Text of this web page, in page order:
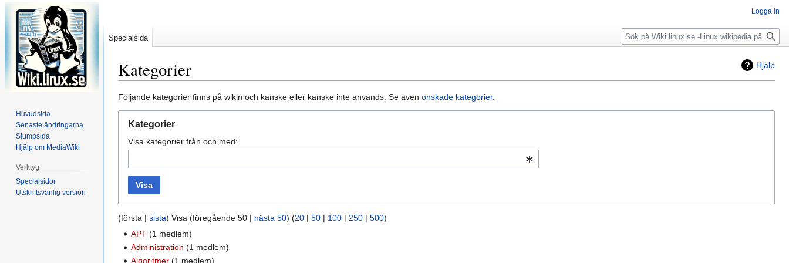
Hjälp
Kategorier
Hoppa
till
navigering
Hoppa
till
sök
Följande kategorier finns på wikin och kanske eller kanske inte används. Se även önskade kategorier.
Kategorier
Visa kategorier från och med:
Visa
(första | sista) Visa (föregående 50 | nästa 50) (20 | 50 | 100 | 250 | 500)
APT ‏‎ (1 medlem)
Administration ‏‎ (1 medlem)
Algoritmer ‏‎ (1 medlem)
Logga in
Specialsida Sök
Huvudsida
Senaste ändringarna
Slumpsida
Hjälp om MediaWiki
Verktyg
Specialsidor
Utskriftsvänlig version